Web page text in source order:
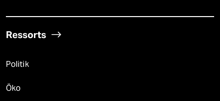
Ressorts
Politik
Öko